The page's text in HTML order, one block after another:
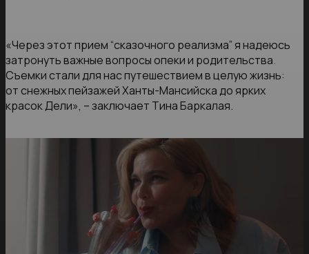
«Через этот прием “сказочного реализма” я надеюсь
затронуть важные вопросы опеки и родительства.
Съемки стали для нас путешествием в целую жизнь:
от снежных пейзажей Ханты-Мансийска до ярких
красок Дели», – заключает Тина Баркалая.